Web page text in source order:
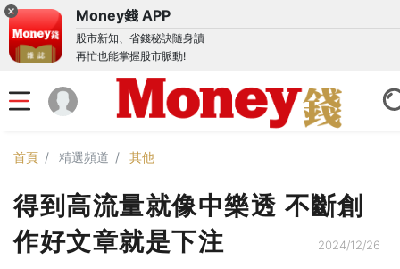
Money錢 APP
股市新知、省錢秘訣隨身讀
再忙也能掌握股市脈動!
首頁 精選頻道 其他
得到高流量就像中樂透 不斷創
作好文章就是下注
2024/12/26